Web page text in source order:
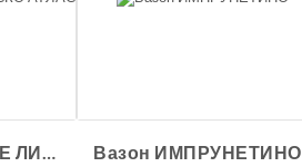
Вазон ФЛОРЕНЦЕ ЛИСКО АТЛАС Вазон ИМПРУНЕТИНО